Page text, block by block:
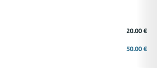
20.00 €
50.00 €